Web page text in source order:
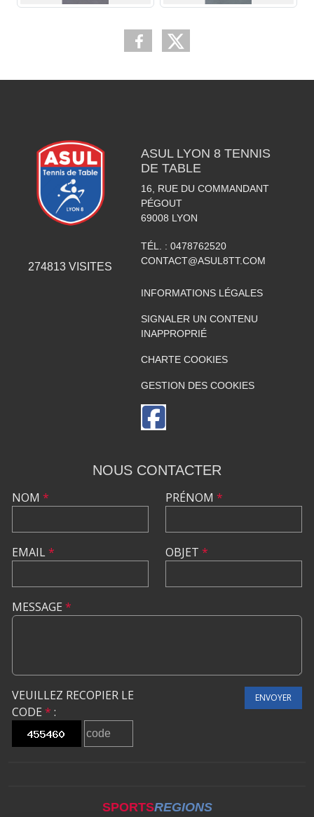
274813 VISITES
ASUL LYON 8 TENNIS
DE TABLE
16, RUE DU COMMANDANT
PÉGOUT
69008 LYON
TÉL. : 0478762520
CONTACT@ASUL8TT.COM
INFORMATIONS LÉGALES
SIGNALER UN CONTENU
INAPPROPRIÉ
CHARTE COOKIES
GESTION DES COOKIES
NOUS CONTACTER
NOM *
EMAIL*
PRÉNOM *
OBJET *
MESSAGE *
VEUILLEZ RECOPIER LE
CODE * :
ENVOYER
SPORTSREGIONS